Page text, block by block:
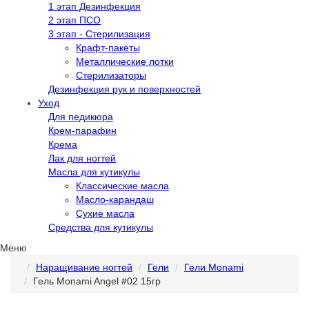
1 этап Дезинфекция
2 этап ПСО
3 этап - Стерилизация
Крафт-пакеты
Металлические лотки
Стерилизаторы
Дезинфекция рук и поверхностей
Уход
Для педикюра
Крем-парафин
Крема
Лак для ногтей
Масла для кутикулы
Классические масла
Масло-карандаш
Сухие масла
Средства для кутикулы
Меню
Наращивание ногтей
Гели
Гели Monami
Гель Monami Angel #02 15гр